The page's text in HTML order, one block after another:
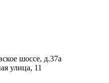
шоссе, д.37а
улица, 11